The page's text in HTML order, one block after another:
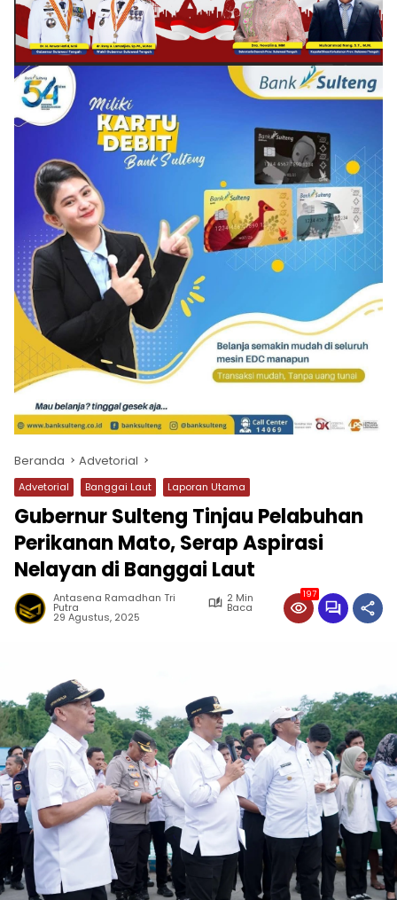
Beranda Advetorial
Advetorial Banggai Laut Laporan Utama
Gubernur Sulteng Tinjau Pelabuhan
Perikanan Mato, Serap Aspirasi
Nelayan di Banggai Laut
Antasena Ramadhan Tri
Putra
2 Min
Baca
29 Agustus, 2025
197